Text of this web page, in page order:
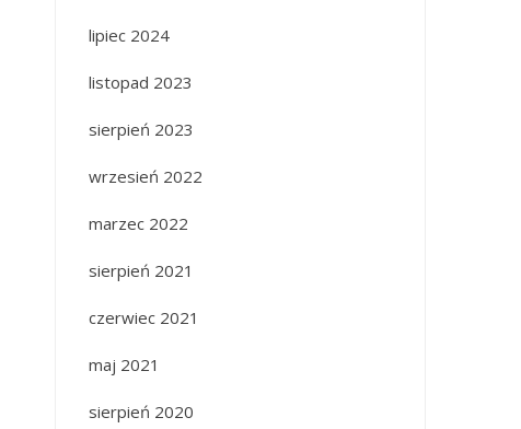
lipiec 2024
listopad 2023
sierpień 2023
wrzesień 2022
marzec 2022
sierpień 2021
czerwiec 2021
maj 2021
sierpień 2020